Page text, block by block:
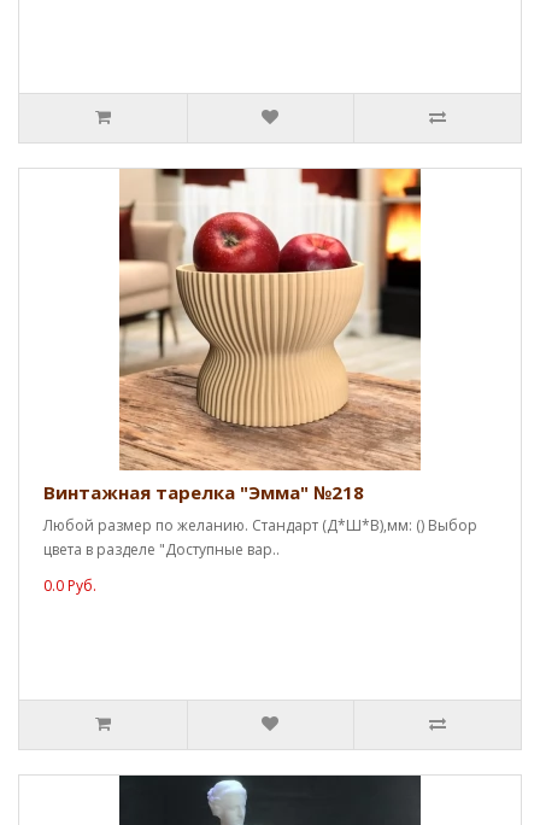
Винтажная тарелка "Эмма" №218
Любой размер по желанию. Стандарт (Д*Ш*В),мм: () Выбор
цвета в разделе "Доступные вар..
0.0 Руб.